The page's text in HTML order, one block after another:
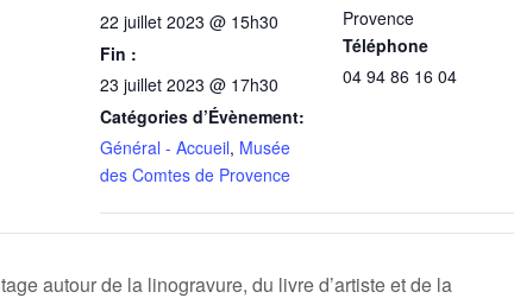
22 juillet 2023 @ 15h30
Fin :
23 juillet 2023 @ 17h30
Catégories d’Évènement:
Général - Accueil, Musée
des Comtes de Provence
Provence
Téléphone
04 94 86 16 04
autour de la linogravure, du livre d’artiste et de la